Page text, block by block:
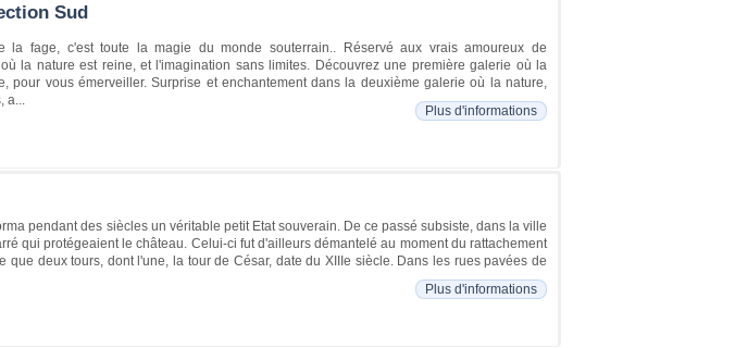
Sud
fage, c'est toute la magie du monde souterrain.. Réservé aux vrais amoureux de
la nature est reine, et l'imagination sans limites. Découvrez une première galerie où la
pour vous émerveiller. Surprise et enchantement dans la deuxième galerie où la nature,
Plus d'informations
pendant des siècles un véritable petit Etat souverain. De ce passé subsiste, dans la ville
qui protégeaient le château. Celui-ci fut d'ailleurs démantelé au moment du rattachement
deux tours, dont l'une, la tour de César, date du XIIIe siècle. Dans les rues pavées de
Plus d'informations